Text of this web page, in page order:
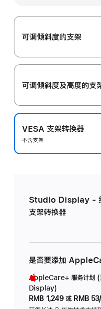
可调倾斜度的支架
可调倾斜度及高‍度的支‍
VESA 支架转换器
不含支架
Studio Display -
支架转换器
是否要添加
AppleCare+ 服务计划
Display)
RMB 1,249 或 RMB